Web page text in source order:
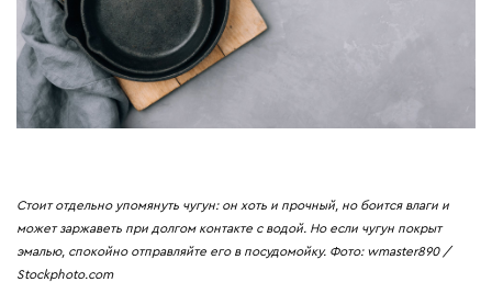
Стоит отдельно упомянуть чугун: он хоть и прочный, но боится влаги и
может заржаветь при долгом контакте с водой. Но если чугун покрыт
эмалью, спокойно отправляйте его в посудомойку. Фото: wmaster890 /
Stockphoto.com